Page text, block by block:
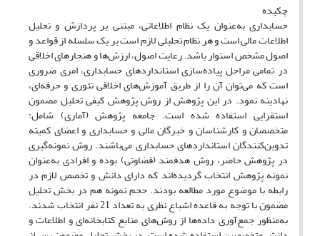
چکیده
حسابداری به‌عنوان یک نظام اطلاعاتی، مبتنی بر پردازش و تحلیل
اطلاعات مالی است و هر نظام تحلیلی لازم است بر یک سلسله از قواعد و
اصول مشخص استوار باشد. رعایت اصول، ارزش‌ها و هنجارهای اخلاقی
در تمامی مراحل پیاده‌سازی استانداردهای حسابداری، امری ضروری
است که می‌توان آن را از طریق آموزش‌های اخلاقی تئوری و حرفه‌ای،
نهادینه نمود. در این پژوهش از روش پژوهش کیفی تحلیل مضمون
استقرایی استفاده شده است. جامعه پژوهش (آماری) شامل:
متخصصان و کارشناسان و خبرگان مالی و حسابداری و اعضای کمیته
تدوین‌کنندگان استانداردهای حسابداری می‌باشند. روش نمونه‌گیری
در پژوهش حاضر، روش هدفمند (قضاوتی) بوده و افرادی به‌عنوان
نمونه پژوهش انتخاب گردیده‌اند که دارای دانش و تخصص لازم در
رابطه با موضوع مورد مطالعه بودند. حجم نمونه هم در بخش تحلیل
مضمون با توجه به قاعده اشباع نظری به تعداد 21 نفر انتخاب شدند.
به‌منظور جمع‌آوری داده‌ها از روش‌های منابع کتابخانه‌ای و اطلاعات و